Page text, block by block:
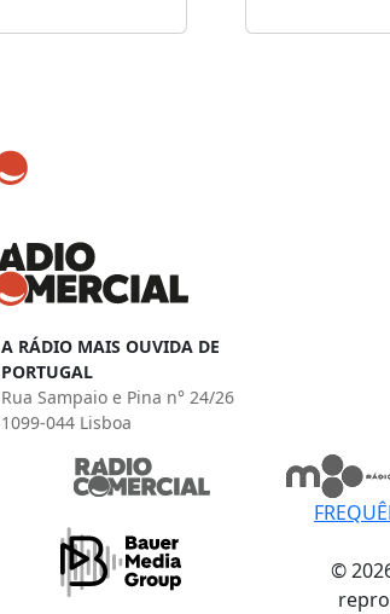
A RÁDIO MAIS OUVIDA DE
PORTUGAL
Rua Sampaio e Pina n° 24/26
1099-044 Lisboa
©